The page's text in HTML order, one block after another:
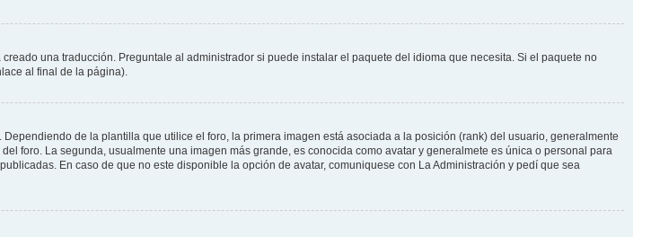
una traducción. Preguntale al administrador si puede instalar el paquete del idioma que necesita. Si el paquete no
al final de la página).
de la plantilla que utilice el foro, la primera imagen está asociada a la posición (rank) del usuario, generalmente
foro. La segunda, usualmente una imagen más grande, es conocida como avatar y generalmete es única o personal para
En caso de que no este disponible la opción de avatar, comuniquese con La Administración y pedí que sea